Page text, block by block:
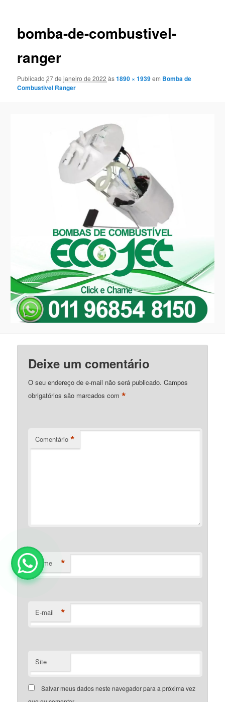
bomba-de-combustivel-
ranger
Publicado27 de janeiro de 2022 às1890 × 1939em Bomba de
Combustivel Ranger
Deixe um comentário
O seu endereço de e-mail não será publicado. Campos
obrigatórios são marcados com*
Comentário *
Nome *
E-mail *
Site
Salvar meus dados neste navegador para a próxima vez